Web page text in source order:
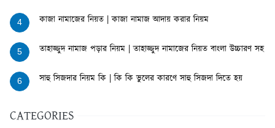
4 কাজা নামাজের নিয়ত | কাজা নামাজ আদায় করার নিয়ম
5 তাহাজ্জুদ নামাজ পড়ার নিয়ম | তাহাজ্জুদ নামাজের নিয়ত বাংলা উচ্চারণ সহ
6 সাহু সিজদার নিয়ম কি | কি কি ভুলের কারণে সাহু সিজদা দিতে হয়
CATEGORIES